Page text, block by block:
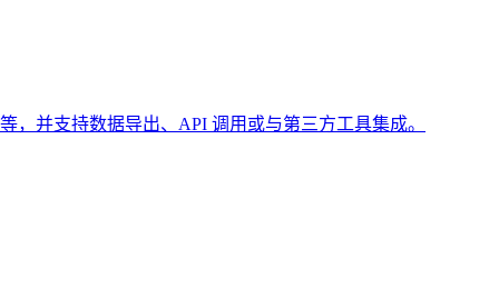
，并支持数据导出、API 调用或与第三方工具集成。